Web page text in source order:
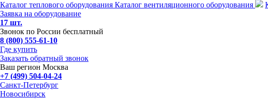
Каталог теплового оборудования Каталог вентиляционного оборудования
Заявка на оборудование
17 шт.
Звонок по России бесплатный
8 (800) 555-61-10
Где купить
Заказать обратный звонок
Ваш регион Москва
+7 (499) 504-04-24
Санкт-Петербург
Новосибирск